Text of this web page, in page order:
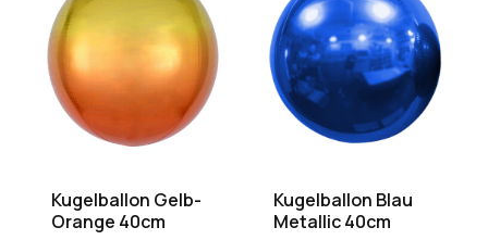
Kugelballon Gelb-
Orange 40cm
Kugelballon Blau
Metallic 40cm